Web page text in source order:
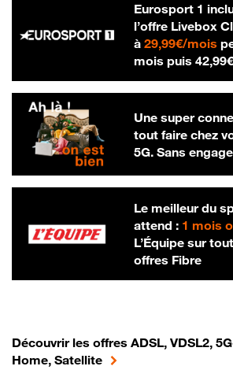
Eurosport 1
l’offre Livebox
à 29,99€/mois
mois puis
Une super
tout faire chez
5G. Sans
Le meilleur du
attend : 1 mois
L’Équipe sur
offres Fibre
Découvrir les offres ADSL, VDSL2,
Home, Satellite